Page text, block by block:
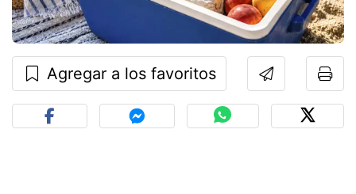
Agregar a los favoritos